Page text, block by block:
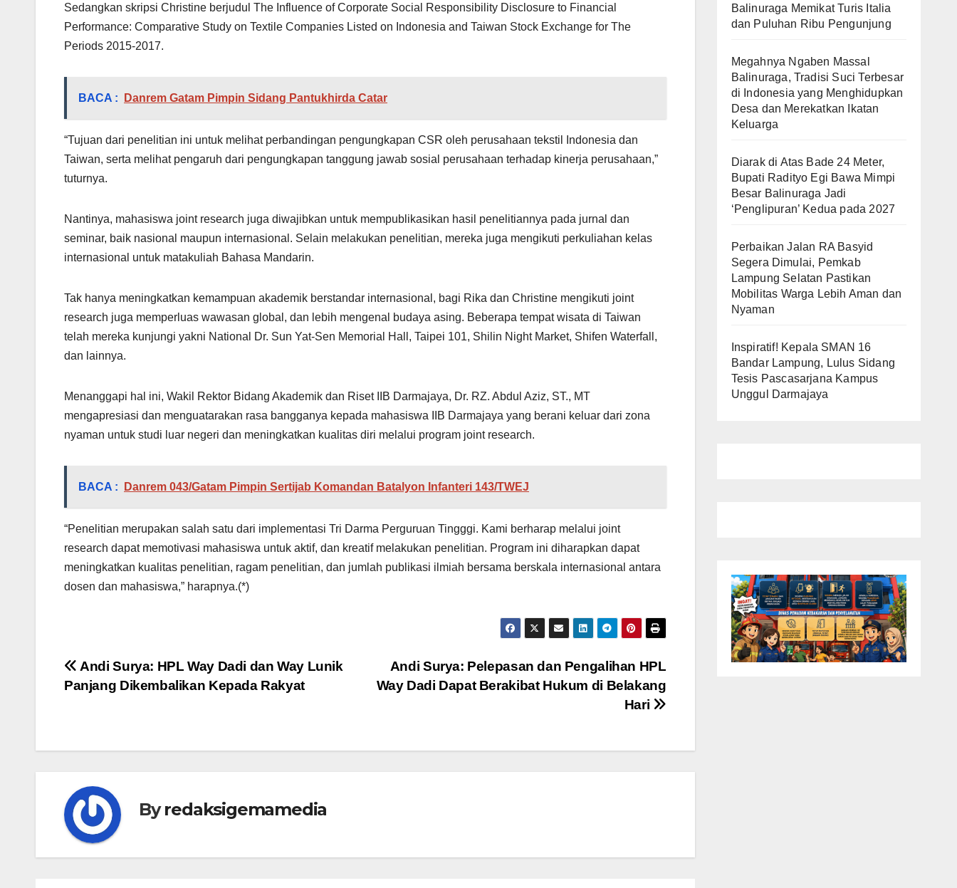
Sedangkan skripsi Christine berjudul The Influence of Corporate Social Responsibility Disclosure to Financial
Performance: Comparative Study on Textile Companies Listed on Indonesia and Taiwan Stock Exchange for The
Periods 2015-2017.
BACA : Danrem Gatam Pimpin Sidang Pantukhirda Catar
“Tujuan dari penelitian ini untuk melihat perbandingan pengungkapan CSR oleh perusahaan tekstil Indonesia dan
Taiwan, serta melihat pengaruh dari pengungkapan tanggung jawab sosial perusahaan terhadap kinerja perusahaan,”
tuturnya.
Nantinya, mahasiswa joint research juga diwajibkan untuk mempublikasikan hasil penelitiannya pada jurnal dan
seminar, baik nasional maupun internasional. Selain melakukan penelitian, mereka juga mengikuti perkuliahan kelas
internasional untuk matakuliah Bahasa Mandarin.
Tak hanya meningkatkan kemampuan akademik berstandar internasional, bagi Rika dan Christine mengikuti joint
research juga memperluas wawasan global, dan lebih mengenal budaya asing. Beberapa tempat wisata di Taiwan
telah mereka kunjungi yakni National Dr. Sun Yat-Sen Memorial Hall, Taipei 101, Shilin Night Market, Shifen Waterfall,
dan lainnya.
Menanggapi hal ini, Wakil Rektor Bidang Akademik dan Riset IIB Darmajaya, Dr. RZ. Abdul Aziz, ST., MT
mengapresiasi dan menguatarakan rasa bangganya kepada mahasiswa IIB Darmajaya yang berani keluar dari zona
nyaman untuk studi luar negeri dan meningkatkan kualitas diri melalui program joint research.
BACA : Danrem 043/Gatam Pimpin Sertijab Komandan Batalyon Infanteri 143/TWEJ
“Penelitian merupakan salah satu dari implementasi Tri Darma Perguruan Tingggi. Kami berharap melalui joint
research dapat memotivasi mahasiswa untuk aktif, dan kreatif melakukan penelitian. Program ini diharapkan dapat
meningkatkan kualitas penelitian, ragam penelitian, dan jumlah publikasi ilmiah bersama berskala internasional antara
dosen dan mahasiswa,” harapnya.(*)
Navigasi
pos
Andi Surya: Pelepasan dan Pengalihan HPL
Way Dadi Dapat Berakibat Hukum di Belakang
Hari
Andi Surya: HPL Way Dadi dan Way Lunik
Panjang Dikembalikan Kepada Rakyat
Byredaksigemamedia
Balinuraga Memikat Turis Italia
dan Puluhan Ribu Pengunjung
Megahnya Ngaben Massal
Balinuraga, Tradisi Suci Terbesar
di Indonesia yang Menghidupkan
Desa dan Merekatkan Ikatan
Keluarga
Diarak di Atas Bade 24 Meter,
Bupati Radityo Egi Bawa Mimpi
Besar Balinuraga Jadi
‘Penglipuran’ Kedua pada 2027
Perbaikan Jalan RA Basyid
Segera Dimulai, Pemkab
Lampung Selatan Pastikan
Mobilitas Warga Lebih Aman dan
Nyaman
Inspiratif! Kepala SMAN 16
Bandar Lampung, Lulus Sidang
Tesis Pascasarjana Kampus
Unggul Darmajaya